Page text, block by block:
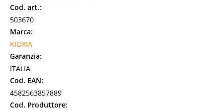
Cod. art.:
503670
Marca:
KIOXIA
Garanzia:
ITALIA
Cod. EAN:
4582563857889
Cod. Produttore: